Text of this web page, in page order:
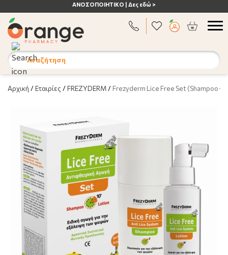
ΑΝΟΣΟΠΟΙΗΤΙΚΟ | Δες εδώ >
Αναζήτηση
Αρχική /Εταιρίες /FREZYDERM / Frezyderm Lice Free Set (Shampoo +